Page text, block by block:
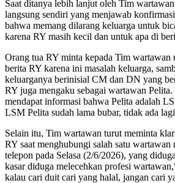
Saat ditanya lebih lanjut oleh Tim
langsung sendiri yang menjawab
bahwa memang dilarang keluarga untuk
karena RY masih kecil dan untuk apa di
Orang tua RY minta kepada Tim
berita RY karena ini masalah keluarga,
keluarganya berinisial CM dan DN yang
RY juga mengaku sebagai wartawan
mendapat informasi bahwa Pelita adalah
LSM Pelita sudah lama bubar, tidak ada
Selain itu, Tim wartawan turut meminta
RY saat menghubungi salah satu wartawan
telepon pada Selasa (2/6/2026), yang
kasar diduga melecehkan profesi
kalau cari duit cari yang halal, jangan cari